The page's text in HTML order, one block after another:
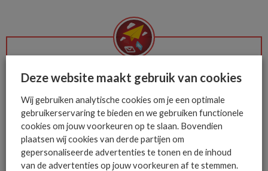
De ICT-wereld is snel. Mis
niets.
Het allerlaatste ICT nieuws in jouw
mailbox
Deze website maakt gebruik van cookies
Wij gebruiken analytische cookies om je een optimale
gebruikerservaring te bieden en we gebruiken functionele
cookies om jouw voorkeuren op te slaan. Bovendien
plaatsen wij cookies van derde partijen om
gepersonaliseerde advertenties te tonen en de inhoud
van de advertenties op jouw voorkeuren af te stemmen.